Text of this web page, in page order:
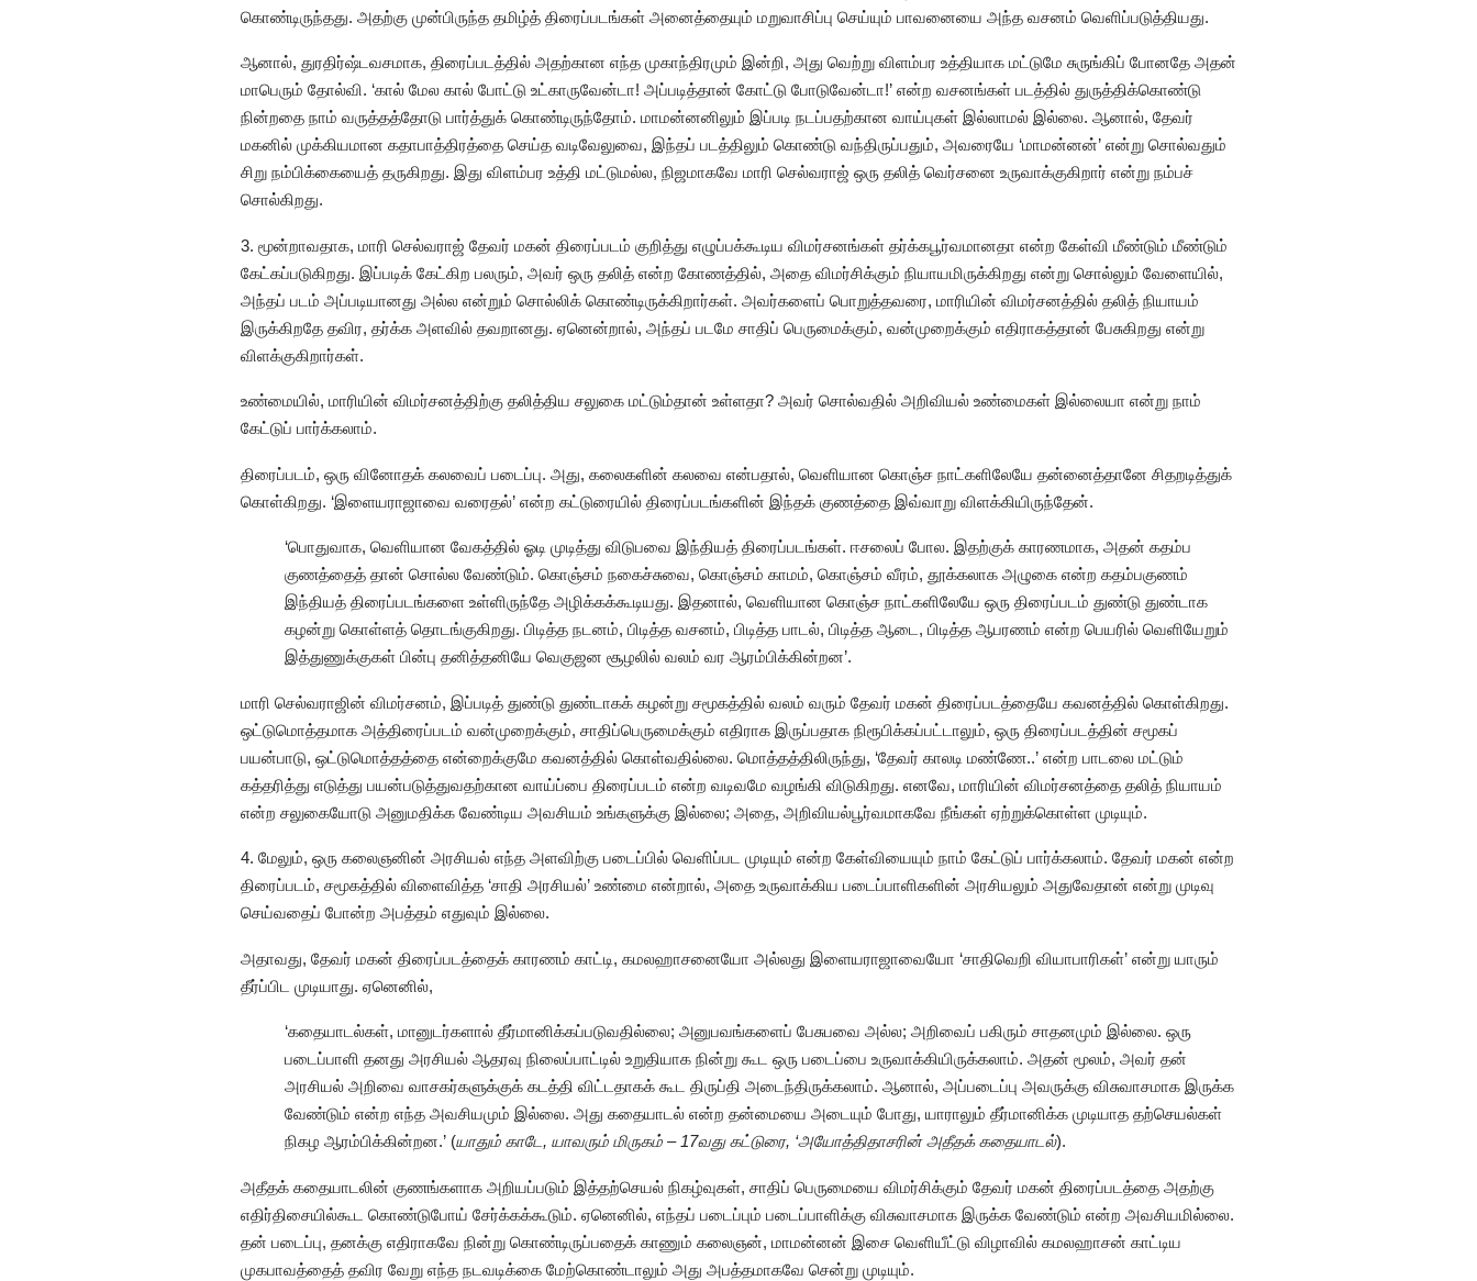
கொண்டிருந்தது. அதற்கு முன்பிருந்த தமிழ்த் திரைப்படங்கள் அனைத்தையும் மறுவாசிப்பு செய்யும் பாவனையை அந்த வசனம் வெளிப்படுத்தியது.
ஆனால், துரதிர்ஷ்டவசமாக, திரைப்படத்தில் அதற்கான எந்த முகாந்திரமும் இன்றி, அது வெற்று விளம்பர உத்தியாக மட்டுமே சுருங்கிப் போனதே அதன்
மாபெரும் தோல்வி. ‘கால் மேல கால் போட்டு உட்காருவேன்டா! அப்படித்தான் கோட்டு போடுவேன்டா!’ என்ற வசனங்கள் படத்தில் துருத்திக்கொண்டு
நின்றதை நாம் வருத்தத்தோடு பார்த்துக் கொண்டிருந்தோம். மாமன்னனிலும் இப்படி நடப்பதற்கான வாய்புகள் இல்லாமல் இல்லை. ஆனால், தேவர்
மகனில் முக்கியமான கதாபாத்திரத்தை செய்த வடிவேலுவை, இந்தப் படத்திலும் கொண்டு வந்திருப்பதும், அவரையே ‘மாமன்னன்’ என்று சொல்வதும்
சிறு நம்பிக்கையைத் தருகிறது. இது விளம்பர உத்தி மட்டுமல்ல, நிஜமாகவே மாரி செல்வராஜ் ஒரு தலித் வெர்சனை உருவாக்குகிறார் என்று நம்பச்
சொல்கிறது.
3. மூன்றாவதாக, மாரி செல்வராஜ் தேவர் மகன் திரைப்படம் குறித்து எழுப்பக்கூடிய விமர்சனங்கள் தர்க்கபூர்வமானதா என்ற கேள்வி மீண்டும் மீண்டும்
கேட்கப்படுகிறது. இப்படிக் கேட்கிற பலரும், அவர் ஒரு தலித் என்ற கோணத்தில், அதை விமர்சிக்கும் நியாயமிருக்கிறது என்று சொல்லும் வேளையில்,
அந்தப் படம் அப்படியானது அல்ல என்றும் சொல்லிக் கொண்டிருக்கிறார்கள். அவர்களைப் பொறுத்தவரை, மாரியின் விமர்சனத்தில் தலித் நியாயம்
இருக்கிறதே தவிர, தர்க்க அளவில் தவறானது. ஏனென்றால், அந்தப் படமே சாதிப் பெருமைக்கும், வன்முறைக்கும் எதிராகத்தான் பேசுகிறது என்று
விளக்குகிறார்கள்.
உண்மையில், மாரியின் விமர்சனத்திற்கு தலித்திய சலுகை மட்டும்தான் உள்ளதா? அவர் சொல்வதில் அறிவியல் உண்மைகள் இல்லையா என்று நாம்
கேட்டுப் பார்க்கலாம்.
திரைப்படம், ஒரு வினோதக் கலவைப் படைப்பு. அது, கலைகளின் கலவை என்பதால், வெளியான கொஞ்ச நாட்களிலேயே தன்னைத்தானே சிதறடித்துக்
கொள்கிறது. ‘இளையராஜாவை வரைதல்’ என்ற கட்டுரையில் திரைப்படங்களின் இந்தக் குணத்தை இவ்வாறு விளக்கியிருந்தேன்.
‘பொதுவாக, வெளியான வேகத்தில் ஓடி முடித்து விடுபவை இந்தியத் திரைப்படங்கள். ஈசலைப் போல. இதற்குக் காரணமாக, அதன் கதம்ப
குணத்தைத் தான் சொல்ல வேண்டும். கொஞ்சம் நகைச்சுவை, கொஞ்சம் காமம், கொஞ்சம் வீரம், தூக்கலாக அழுகை என்ற கதம்பகுணம்
இந்தியத் திரைப்படங்களை உள்ளிருந்தே அழிக்கக்கூடியது. இதனால், வெளியான கொஞ்ச நாட்களிலேயே ஒரு திரைப்படம் துண்டு துண்டாக
கழன்று கொள்ளத் தொடங்குகிறது. பிடித்த நடனம், பிடித்த வசனம், பிடித்த பாடல், பிடித்த ஆடை, பிடித்த ஆபரணம் என்ற பெயரில் வெளியேறும்
இத்துணுக்குகள் பின்பு தனித்தனியே வெகுஜன சூழலில் வலம் வர ஆரம்பிக்கின்றன’.
மாரி செல்வராஜின் விமர்சனம், இப்படித் துண்டு துண்டாகக் கழன்று சமூகத்தில் வலம் வரும் தேவர் மகன் திரைப்படத்தையே கவனத்தில் கொள்கிறது.
ஒட்டுமொத்தமாக அத்திரைப்படம் வன்முறைக்கும், சாதிப்பெருமைக்கும் எதிராக இருப்பதாக நிரூபிக்கப்பட்டாலும், ஒரு திரைப்படத்தின் சமூகப்
பயன்பாடு, ஒட்டுமொத்தத்தை என்றைக்குமே கவனத்தில் கொள்வதில்லை. மொத்தத்திலிருந்து, ‘தேவர் காலடி மண்ணே..’ என்ற பாடலை மட்டும்
கத்தரித்து எடுத்து பயன்படுத்துவதற்கான வாய்ப்பை திரைப்படம் என்ற வடிவமே வழங்கி விடுகிறது. எனவே, மாரியின் விமர்சனத்தை தலித் நியாயம்
என்ற சலுகையோடு அனுமதிக்க வேண்டிய அவசியம் உங்களுக்கு இல்லை; அதை, அறிவியல்பூர்வமாகவே நீங்கள் ஏற்றுக்கொள்ள முடியும்.
4. மேலும், ஒரு கலைஞனின் அரசியல் எந்த அளவிற்கு படைப்பில் வெளிப்பட முடியும் என்ற கேள்வியையும் நாம் கேட்டுப் பார்க்கலாம். தேவர் மகன் என்ற
திரைப்படம், சமூகத்தில் விளைவித்த ‘சாதி அரசியல்’ உண்மை என்றால், அதை உருவாக்கிய படைப்பாளிகளின் அரசியலும் அதுவேதான் என்று முடிவு
செய்வதைப் போன்ற அபத்தம் எதுவும் இல்லை.
அதாவது, தேவர் மகன் திரைப்படத்தைக் காரணம் காட்டி, கமலஹாசனையோ அல்லது இளையராஜாவையோ ‘சாதிவெறி வியாபாரிகள்’ என்று யாரும்
தீர்ப்பிட முடியாது. ஏனெனில்,
‘கதையாடல்கள், மானுடர்களால் தீர்மானிக்கப்படுவதில்லை; அனுபவங்களைப் பேசுபவை அல்ல; அறிவைப் பகிரும் சாதனமும் இல்லை. ஒரு
படைப்பாளி தனது அரசியல் ஆதரவு நிலைப்பாட்டில் உறுதியாக நின்று கூட ஒரு படைப்பை உருவாக்கியிருக்கலாம். அதன் மூலம், அவர் தன்
அரசியல் அறிவை வாசகர்களுக்குக் கடத்தி விட்டதாகக் கூட திருப்தி அடைந்திருக்கலாம். ஆனால், அப்படைப்பு அவருக்கு விசுவாசமாக இருக்க
வேண்டும் என்ற எந்த அவசியமும் இல்லை. அது கதையாடல் என்ற தன்மையை அடையும் போது, யாராலும் தீர்மானிக்க முடியாத தற்செயல்கள்
நிகழ ஆரம்பிக்கின்றன.’ (யாதும் காடே, யாவரும் மிருகம் – 17வது கட்டுரை, ‘அயோத்திதாசரின் அதீதக் கதையாடல்).
அதீதக் கதையாடலின் குணங்களாக அறியப்படும் இத்தற்செயல் நிகழ்வுகள், சாதிப் பெருமையை விமர்சிக்கும் தேவர் மகன் திரைப்படத்தை அதற்கு
எதிர்திசையில்கூட கொண்டுபோய் சேர்க்கக்கூடும். ஏனெனில், எந்தப் படைப்பும் படைப்பாளிக்கு விசுவாசமாக இருக்க வேண்டும் என்ற அவசியமில்லை.
தன் படைப்பு, தனக்கு எதிராகவே நின்று கொண்டிருப்பதைக் காணும் கலைஞன், மாமன்னன் இசை வெளியீட்டு விழாவில் கமலஹாசன் காட்டிய
முகபாவத்தைத் தவிர வேறு எந்த நடவடிக்கை மேற்கொண்டாலும் அது அபத்தமாகவே சென்று முடியும்.